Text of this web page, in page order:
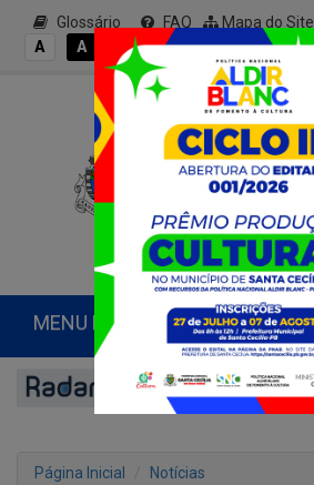
Glossário FAQ Mapa do Site
A
A A A+
MENU PRINCIPAL
Página Inicial
Notícias